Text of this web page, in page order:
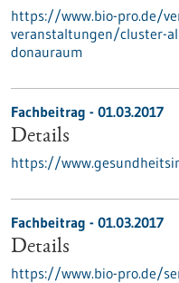
https://www.bio-pro.de/
veranstaltungen/cluster-
donauraum
Fachbeitrag - 01.03.2017
Details
https://
Fachbeitrag - 01.03.2017
Details
https://www.bio-pro.de/